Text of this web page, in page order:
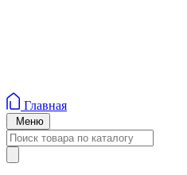
Главная
Меню